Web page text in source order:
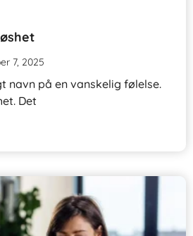
7, 2025
navn på en vanskelig følelse.
Det